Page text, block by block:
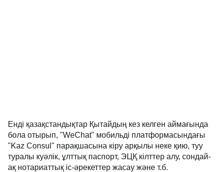
Енді қазақстандықтар Қытайдың кез келген аймағында
бола отырып, "WeChat" мобильді платформасындағы
"Kaz Consul" парақшасына кіру арқылы неке қию, туу
туралы куәлік, ұлттық паспорт, ЭЦҚ кілттер алу, сондай-
ақ нотариаттық іс-әрекеттер жасау және т.б.